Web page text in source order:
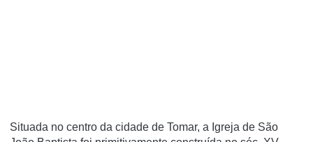
Situada no centro da cidade de Tomar, a Igreja de São